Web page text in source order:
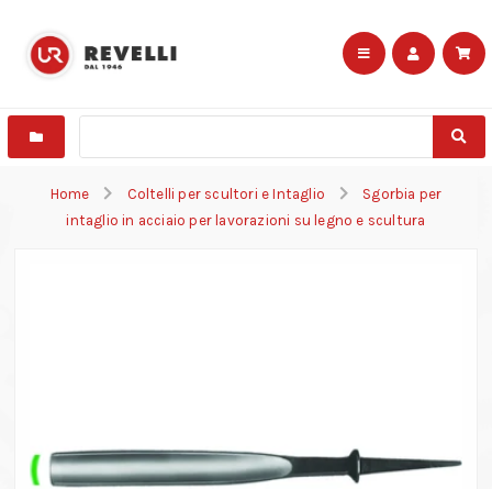
Home Coltelli per scultori e Intaglio
Sgorbia per
intaglio in acciaio per lavorazioni su legno e scultura